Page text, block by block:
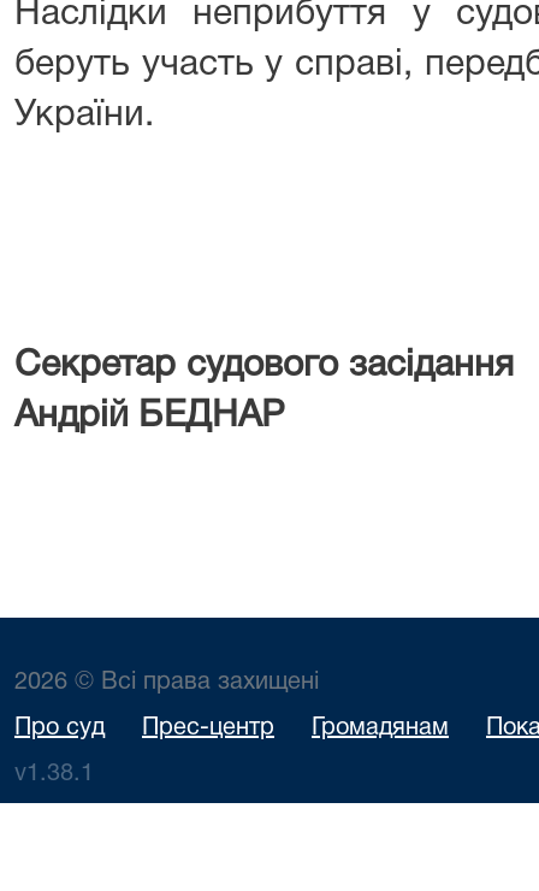
Наслідки неприбуття у
беруть участь у справі,
України.
Секретар судового
Андрій БЕДНАР
2026 © Всі права захищені
Про суд Прес-центр Громадянам
v1.38.1